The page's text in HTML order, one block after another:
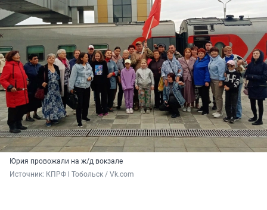
Юрия провожали на ж/д вокзале
Источник: КПРФ l Тобольск / Vk.com